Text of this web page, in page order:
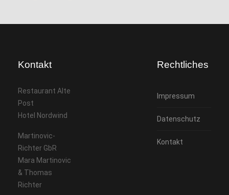
Kontakt
Restaurant Alte
Post
Hotel Nordwind
Martinovic-
Richter GbR
Mara Martinovic
& Thomas
Richter
Rechtliches
Impressum
Datenschutz
Kontakt